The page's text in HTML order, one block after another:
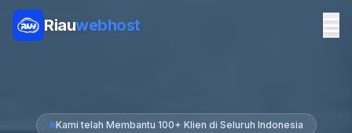
Riauwebhost
Kami telah Membantu 100+ Klien di Seluruh Indonesia